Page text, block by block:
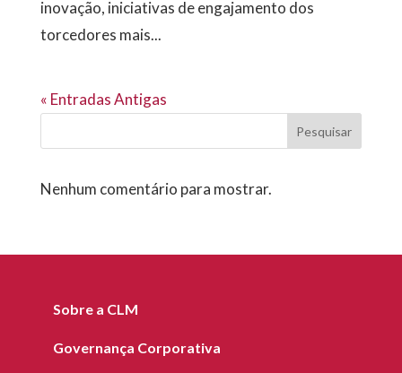
inovação, iniciativas de engajamento dos
torcedores mais...
« Entradas Antigas
Pesquisar
Nenhum comentário para mostrar.
Sobre a CLM
Governança Corporativa